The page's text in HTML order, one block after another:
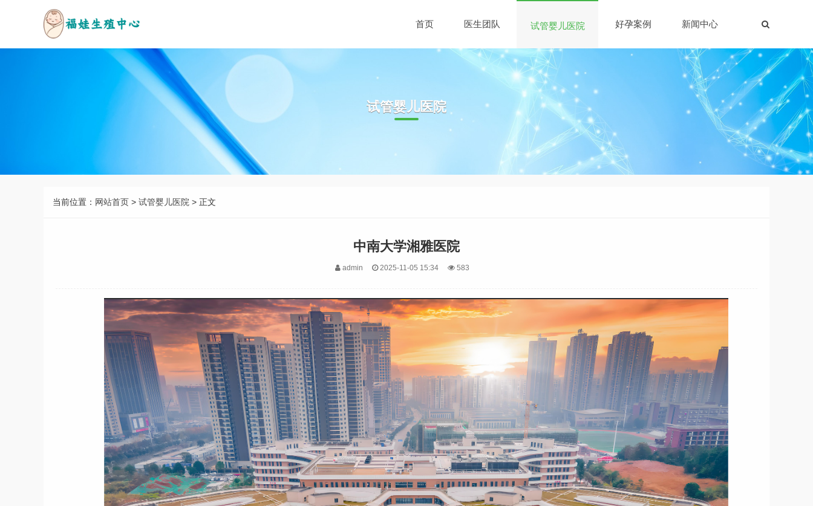
首页 医生团队 试管婴儿医院 好孕案例 新闻中心
试管婴儿医院
当前位置： 网站首页 > 试管婴儿医院 > 正文
中南大学湘雅医院
admin 2025-11-05 15:34 583